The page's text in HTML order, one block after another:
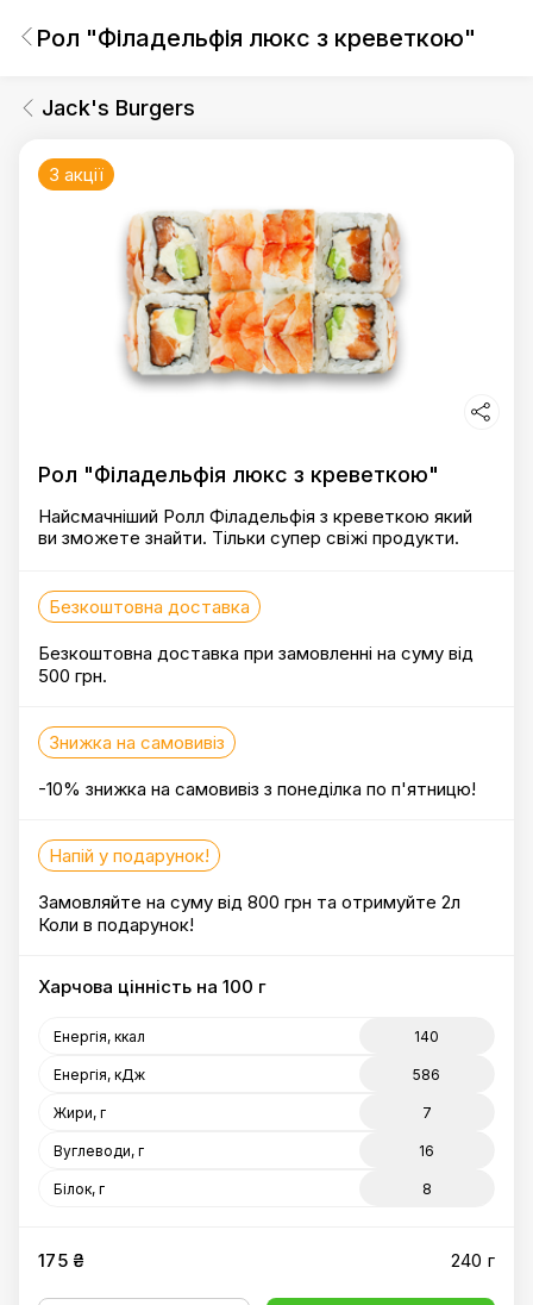
Рол "Філадельфія люкс з креветкою"
Jack's Burgers
3 акції
Рол "Філадельфія люкс з креветкою"
Найсмачніший Ролл Філадельфія з креветкою який
ви зможете знайти. Тільки супер свіжі продукти.
Безкоштовна доставка
Безкоштовна доставка при замовленні на суму від
500 грн.
Знижка на самовивіз
-10% знижка на самовивіз з понеділка по п'ятницю!
Напій у подарунок!
Замовляйте на суму від 800 грн та отримуйте 2л
Коли в подарунок!
Харчова цінність на 100 г
Енергія, ккал 140
Енергія, кДж 586
Жири, г 7
Вуглеводи, г 16
Білок, г 8
175 ₴ 240 г